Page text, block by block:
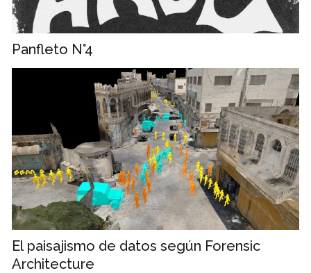
Panfleto N°4
El paisajismo de datos según Forensic
Architecture